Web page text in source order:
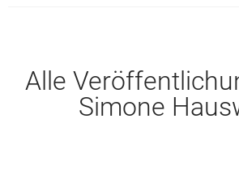
Alle
Simone